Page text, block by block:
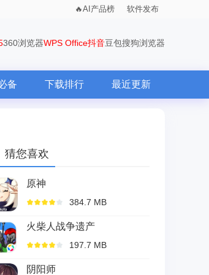
AI产品榜 软件发布
360浏览器WPS Office抖音豆包搜狗浏览器
备 下载排行 最近更新
猜您喜欢
原神
384.7 MB
火柴人战争遗产
197.7 MB
阴阳师